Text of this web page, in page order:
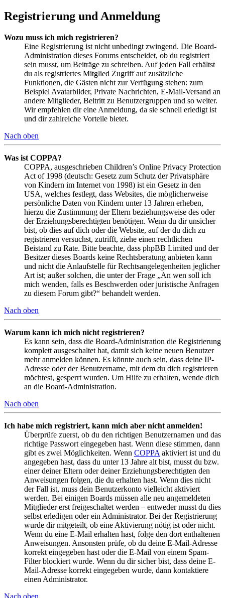
Registrierung und Anmeldung
Wozu muss ich mich registrieren?
Eine Registrierung ist nicht unbedingt zwingend. Die Board-
Administration dieses Forums entscheidet, ob du registriert
sein musst, um Beiträge zu schreiben. Auf jeden Fall erhältst
du als registriertes Mitglied Zugriff auf zusätzliche
Funktionen, die Gästen nicht zur Verfügung stehen: zum
Beispiel Avatarbilder, Private Nachrichten, E-Mail-Versand an
andere Mitglieder, Beitritt zu Benutzergruppen und so weiter.
Wir empfehlen dir eine Anmeldung, da sie schnell erledigt ist
und dir zahlreiche Vorteile bietet.
Nach oben
Was ist COPPA?
COPPA, ausgeschrieben Children’s Online Privacy Protection
Act of 1998 (deutsch: Gesetz zum Schutz der Privatsphäre
von Kindern im Internet von 1998) ist ein Gesetz in den
USA, welches festlegt, dass Websites, die möglicherweise
persönliche Daten von Kindern unter 13 Jahren erheben,
hierzu die Zustimmung der Eltern beziehungsweise des oder
der Erziehungsberechtigten benötigen. Wenn du dir unsicher
bist, ob dies auf dich oder die Website, auf der du dich zu
registrieren versuchst, zutrifft, ziehe einen rechtlichen
Beistand zu Rate. Bitte beachte, dass phpBB Limited und der
Besitzer dieses Boards keine Rechtsberatung anbieten kann
und nicht die Anlaufstelle für Rechtsangelegenheiten jeglicher
Art ist; außer solchen, die unter der Frage „An wen soll ich
mich wenden, falls es Beschwerden oder juristische Anfragen
zu diesem Forum gibt?“ behandelt werden.
Nach oben
Warum kann ich mich nicht registrieren?
Es kann sein, dass die Board-Administration die Registrierung
komplett ausgeschaltet hat, damit sich keine neuen Benutzer
mehr anmelden können. Es könnte auch sein, dass deine IP-
Adresse oder der Benutzername, mit dem du dich registrieren
möchtest, gesperrt wurden. Um Hilfe zu erhalten, wende dich
an die Board-Administration.
Nach oben
Ich habe mich registriert, kann mich aber nicht anmelden!
Überprüfe zuerst, ob du den richtigen Benutzernamen und das
richtige Passwort eingegeben hast. Wenn diese stimmen, dann
gibt es zwei Möglichkeiten. Wenn COPPA aktiviert ist und du
angegeben hast, dass du unter 13 Jahre alt bist, musst du bzw.
einer deiner Eltern oder deiner Erziehungsberechtigten den
Anweisungen folgen, die du erhalten hast. Wenn dies nicht
der Fall ist, muss dein Benutzerkonto vielleicht aktiviert
werden. Bei einigen Boards müssen alle neu angemeldeten
Mitglieder erst freigeschaltet werden – entweder musst du dies
selbst erledigen oder ein Administrator. Bei der Registrierung
wurde dir mitgeteilt, ob eine Aktivierung nötig ist oder nicht.
Wenn du eine E-Mail erhalten hast, folge den dort enthaltenen
Anweisungen. Ansonsten prüfe, ob du deine E-Mail-Adresse
korrekt eingegeben hast oder die E-Mail von einem Spam-
Filter blockiert wurde. Wenn du dir sicher bist, dass deine E-
Mail-Adresse korrekt eingegeben wurde, dann kontaktiere
einen Administrator.
Nach oben